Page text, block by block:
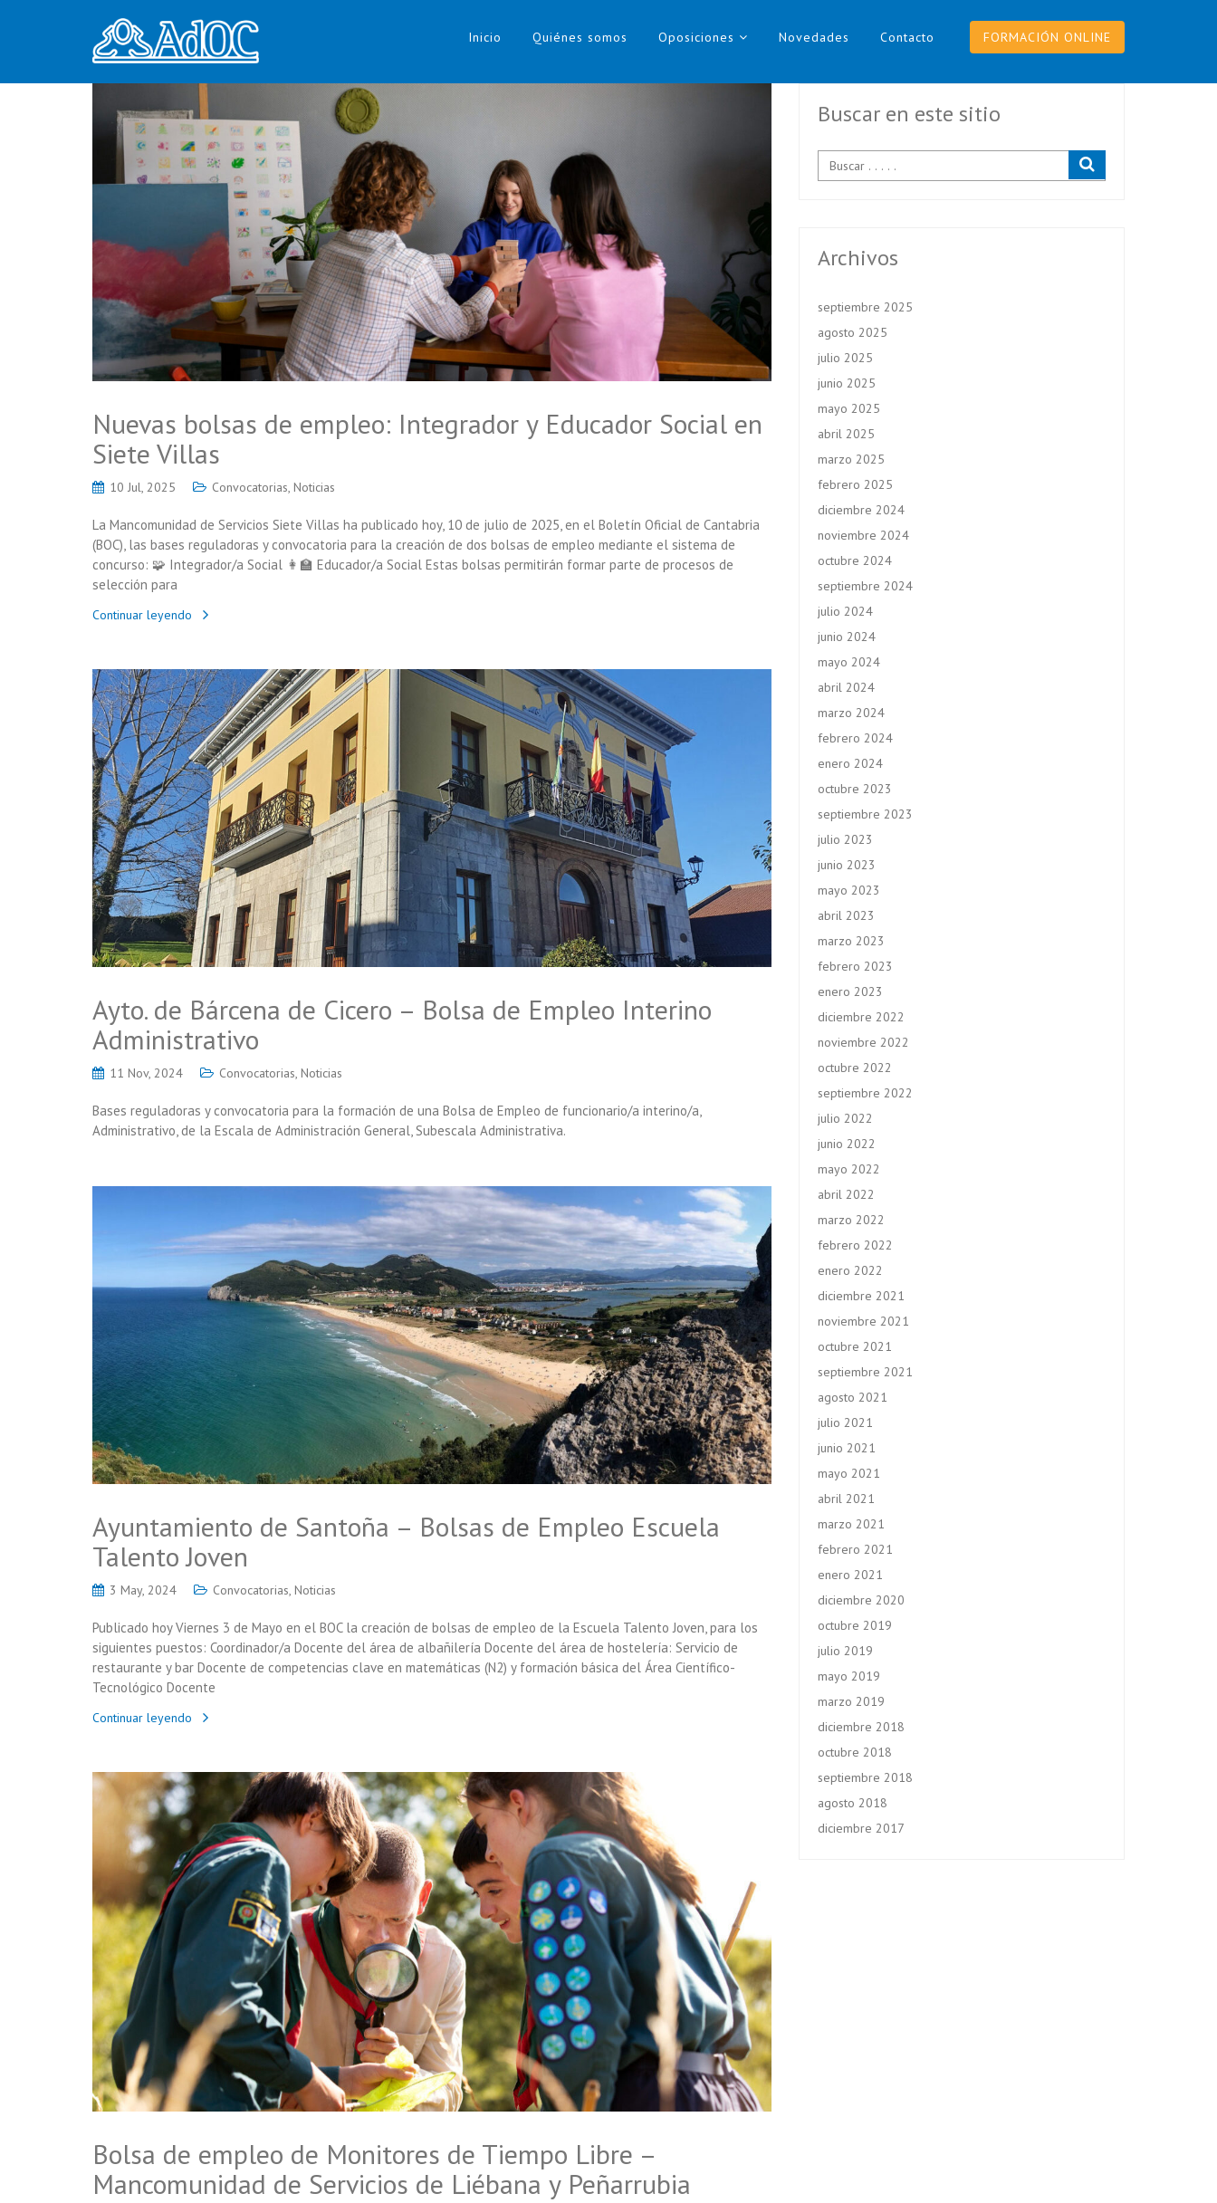
Inicio Quiénes somos Oposiciones Novedades Contacto FORMACIÓN ONLINE
Nuevas bolsas de empleo: Integrador y Educador Social en
Siete Villas
10 Jul, 2025 Convocatorias, Noticias
La Mancomunidad de Servicios Siete Villas ha publicado hoy, 10 de julio de 2025, en el Boletín Oficial de Cantabria
(BOC), las bases reguladoras y convocatoria para la creación de dos bolsas de empleo mediante el sistema de
concurso: 🧩 Integrador/a Social 👩‍🏫 Educador/a Social Estas bolsas permitirán formar parte de procesos de
selección para
Continuar leyendo
Ayto. de Bárcena de Cicero – Bolsa de Empleo Interino
Administrativo
11 Nov, 2024 Convocatorias, Noticias
Bases reguladoras y convocatoria para la formación de una Bolsa de Empleo de funcionario/a interino/a,
Administrativo, de la Escala de Administración General, Subescala Administrativa.
Ayuntamiento de Santoña – Bolsas de Empleo Escuela
Talento Joven
3 May, 2024 Convocatorias, Noticias
Publicado hoy Viernes 3 de Mayo en el BOC la creación de bolsas de empleo de la Escuela Talento Joven, para los
siguientes puestos: Coordinador/a Docente del área de albañilería Docente del área de hostelería: Servicio de
restaurante y bar Docente de competencias clave en matemáticas (N2) y formación básica del Área Científico-
Tecnológico Docente
Continuar leyendo
Bolsa de empleo de Monitores de Tiempo Libre –
Mancomunidad de Servicios de Liébana y Peñarrubia
Buscar en este sitio
Archivos
septiembre 2025
agosto 2025
julio 2025
junio 2025
mayo 2025
abril 2025
marzo 2025
febrero 2025
diciembre 2024
noviembre 2024
octubre 2024
septiembre 2024
julio 2024
junio 2024
mayo 2024
abril 2024
marzo 2024
febrero 2024
enero 2024
octubre 2023
septiembre 2023
julio 2023
junio 2023
mayo 2023
abril 2023
marzo 2023
febrero 2023
enero 2023
diciembre 2022
noviembre 2022
octubre 2022
septiembre 2022
julio 2022
junio 2022
mayo 2022
abril 2022
marzo 2022
febrero 2022
enero 2022
diciembre 2021
noviembre 2021
octubre 2021
septiembre 2021
agosto 2021
julio 2021
junio 2021
mayo 2021
abril 2021
marzo 2021
febrero 2021
enero 2021
diciembre 2020
octubre 2019
julio 2019
mayo 2019
marzo 2019
diciembre 2018
octubre 2018
septiembre 2018
agosto 2018
diciembre 2017